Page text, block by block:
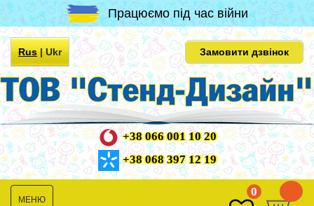
Працюємо під час війни
Rus|Ukr Замовити дзвінок
+38 066 001 10 20
+38 068 397 12 19
0